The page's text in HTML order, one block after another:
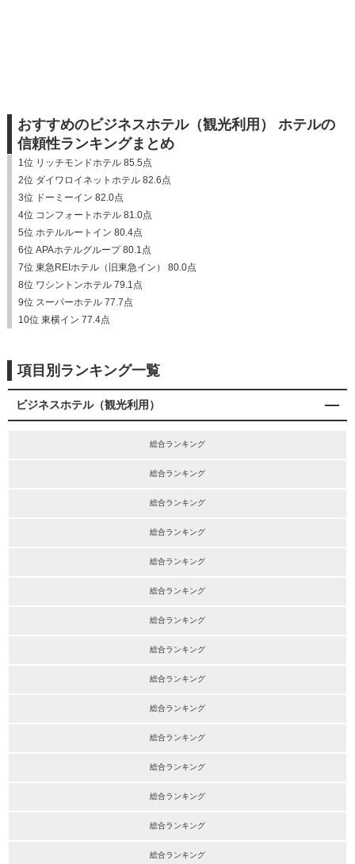
おすすめのビジネスホテル（観光利用） ホテルの
信頼性ランキングまとめ
1位 リッチモンドホテル 85.5点
2位 ダイワロイネットホテル 82.6点
3位 ドーミーイン 82.0点
4位 コンフォートホテル 81.0点
5位 ホテルルートイン 80.4点
6位 APAホテルグループ 80.1点
7位 東急REIホテル（旧東急イン） 80.0点
8位 ワシントンホテル 79.1点
9位 スーパーホテル 77.7点
10位 東横イン 77.4点
項目別ランキング一覧
ビジネスホテル（観光利用）
総合ランキング
総合ランキング
総合ランキング
総合ランキング
総合ランキング
総合ランキング
総合ランキング
総合ランキング
総合ランキング
総合ランキング
総合ランキング
総合ランキング
総合ランキング
総合ランキング
総合ランキング